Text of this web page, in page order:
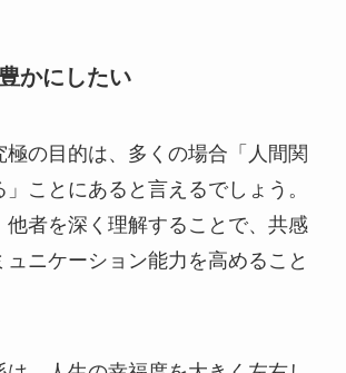
かにしたい
極の目的は、多くの場合「人間関
ことにあると言えるでしょう。
他者を深く理解することで、共感
ュニケーション能力を高めること